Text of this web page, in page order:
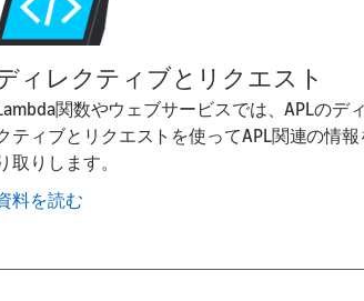
ィレクティブとリクエスト
関数やウェブサービスでは、APLのデ
ティブとリクエストを使ってAPL関連の情
取りします。
料を読む